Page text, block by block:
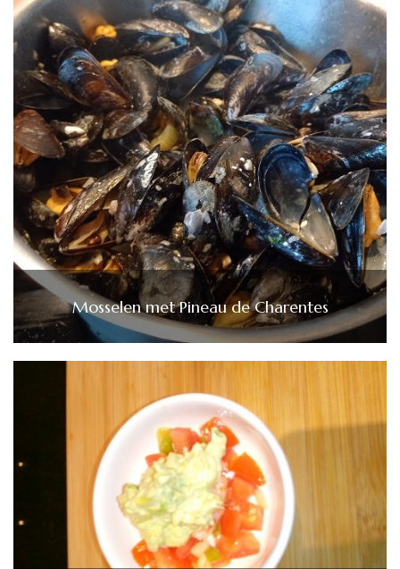
Mosselen met Pineau de Charentes